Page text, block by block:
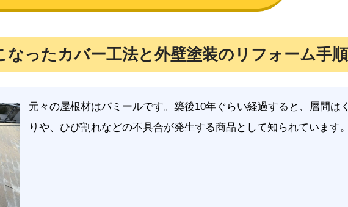
なったカバー工法と外壁塗装のリフォーム手順
元々の屋根材はパミールです。築後10年ぐらい経過すると、層間は
りや、ひび割れなどの不具合が発生する商品として知られています